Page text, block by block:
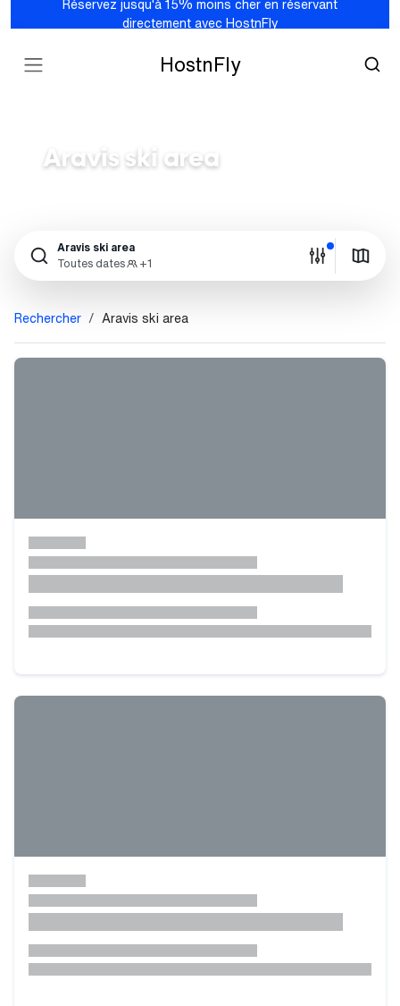
Réservez jusqu'à 15% moins cher en réservant
directement avec HostnFly
HostnFly
Aravis ski area
Aravis ski area
Toutes dates
+1
Rechercher Aravis ski area